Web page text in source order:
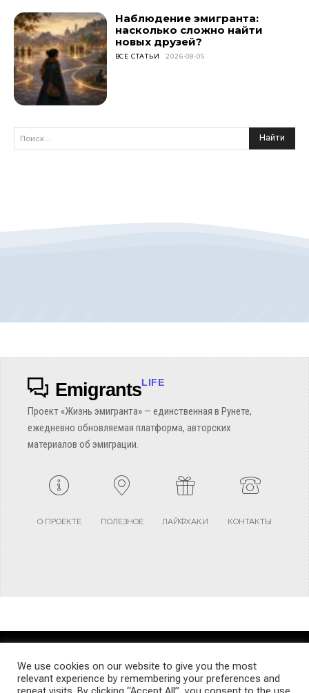
Наблюдение эмигранта:
насколько сложно найти
новых друзей?
ВСЕ СТАТЬИ 2026-08-05
Поиск... Найти
EmigrantsLIFE
Проект «Жизнь эмигранта» — единственная в Рунете,
ежедневно обновляемая платформа, авторских
материалов об эмиграции.
О ПРОЕКТЕ ПОЛЕЗНОЕ ЛАЙФХАКИ КОНТАКТЫ
TERMS AND CONDITIONS PRIVACY POLICY SITEMAP
We use cookies on our website to give you the most
relevant experience by remembering your preferences and